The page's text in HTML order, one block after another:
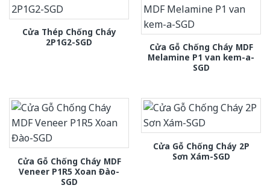
Cửa Thép Chống Cháy
2P1G2-SGD
Cửa Gỗ Chống Cháy MDF
Melamine P1 van kem-a-
SGD
Cửa Gỗ Chống Cháy MDF
Veneer P1R5 Xoan Đào-
SGD
Cửa Gỗ Chống Cháy 2P
Sơn Xám-SGD